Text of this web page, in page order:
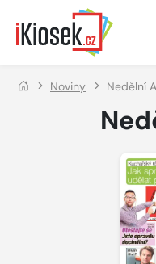
Přejít na hlavní obsah
Noviny Nedělní